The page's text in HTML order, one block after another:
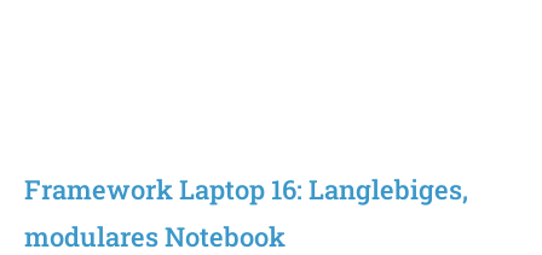
Framework Laptop 16: Langlebiges,
modulares Notebook